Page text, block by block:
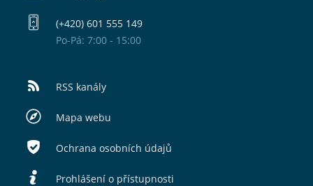
(+420) 601 555 149
Po-Pá: 7:00 - 15:00
RSS kanály
Mapa webu
Ochrana osobních údajů
Prohlášení o přístupnosti